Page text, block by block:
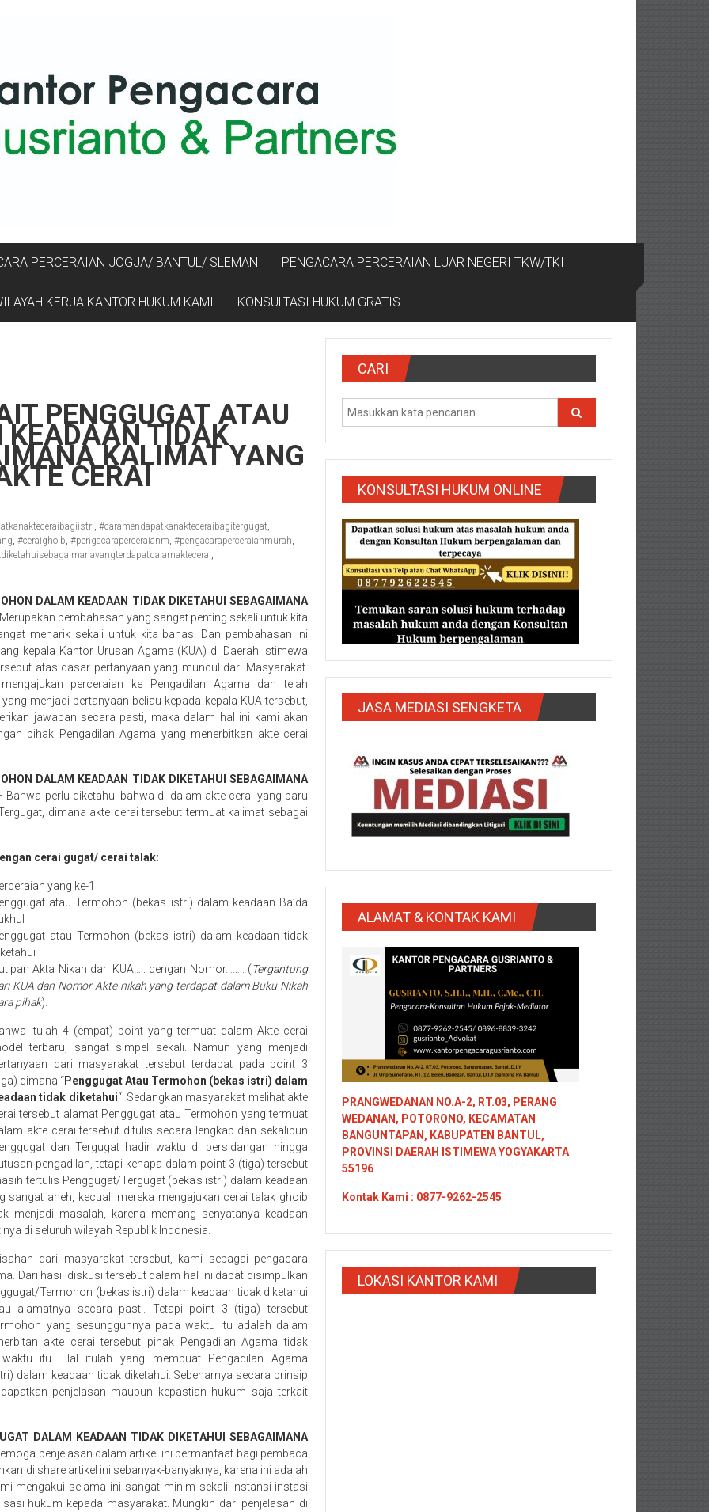
Cilacap/Boyolali/Grobogan/Jepara/Pati/Pekalongan/Malang/Purbalingga/Rembang/Sragen/Tegal/Wonogiri/
PERCERAIAN JOGJA/ BANTUL/ SLEMAN PENGACARA PERCERAIAN LUAR NEGERI TKW/TKI
KERJA KANTOR HUKUM KAMI KONSULTASI HUKUM GRATIS
PENGGUGAT ATAU
TIDAK
KALIMAT YANG
CERAI
, #caramendapatkanakteceraibagitergugat,
, #ceraighoib, #pengacaraperceraianm, #pengacaraperceraianmurah,
,
DALAM KEADAAN TIDAK DIKETAHUI SEBAGAIMANA
pembahasan yang sangat penting sekali untuk kita
menarik sekali untuk kita bahas. Dan pembahasan ini
kepala Kantor Urusan Agama (KUA) di Daerah Istimewa
atas dasar pertanyaan yang muncul dari Masyarakat.
perceraian ke Pengadilan Agama dan telah
menjadi pertanyaan beliau kepada kepala KUA tersebut,
jawaban secara pasti, maka dalam hal ini kami akan
pihak Pengadilan Agama yang menerbitkan akte cerai
DALAM KEADAAN TIDAK DIKETAHUI SEBAGAIMANA
Bahwa perlu diketahui bahwa di dalam akte cerai yang baru
dimana akte cerai tersebut termuat kalimat sebagai
cerai gugat/ cerai talak:
yang ke-1
atau Termohon (bekas istri) dalam keadaan Ba’da
atau Termohon (bekas istri) dalam keadaan tidak
Akta Nikah dari KUA….. dengan Nomor…….. (Tergantung
KUA dan Nomor Akte nikah yang terdapat dalam Buku Nikah
pihak).
itulah 4 (empat) point yang termuat dalam Akte cerai
terbaru, sangat simpel sekali. Namun yang menjadi
dari masyarakat tersebut terdapat pada point 3
dimana “Penggugat Atau Termohon (bekas istri) dalam
tidak diketahui“. Sedangkan masyarakat melihat akte
tersebut alamat Penggugat atau Termohon yang termuat
akte cerai tersebut ditulis secara lengkap dan sekalipun
dan Tergugat hadir waktu di persidangan hingga
pengadilan, tetapi kenapa dalam point 3 (tiga) tersebut
tertulis Penggugat/Tergugat (bekas istri) dalam keadaan
sangat aneh, kecuali mereka mengajukan cerai talak ghoib
menjadi masalah, karena memang senyatanya keadaan
di seluruh wilayah Republik Indonesia.
dari masyarakat tersebut, kami sebagai pengacara
Dari hasil diskusi tersebut dalam hal ini dapat disimpulkan
Termohon (bekas istri) dalam keadaan tidak diketahui
alamatnya secara pasti. Tetapi point 3 (tiga) tersebut
yang sesungguhnya pada waktu itu adalah dalam
akte cerai tersebut pihak Pengadilan Agama tidak
itu. Hal itulah yang membuat Pengadilan Agama
dalam keadaan tidak diketahui. Sebenarnya secara prinsip
penjelasan maupun kepastian hukum saja terkait
DALAM KEADAAN TIDAK DIKETAHUI SEBAGAIMANA
penjelasan dalam artikel ini bermanfaat bagi pembaca
di share artikel ini sebanyak-banyaknya, karena ini adalah
mengakui selama ini sangat minim sekali instansi-instasi
hukum kepada masyarakat. Mungkin dari penjelasan di
CARI
KONSULTASI HUKUM ONLINE
JASA MEDIASI SENGKETA
ALAMAT & KONTAK KAMI
PRANGWEDANAN NO.A-2, RT.03, PERANG
WEDANAN, POTORONO, KECAMATAN
BANGUNTAPAN, KABUPATEN BANTUL,
PROVINSI DAERAH ISTIMEWA YOGYAKARTA
55196
Kontak Kami : 0877-9262-2545
LOKASI KANTOR KAMI